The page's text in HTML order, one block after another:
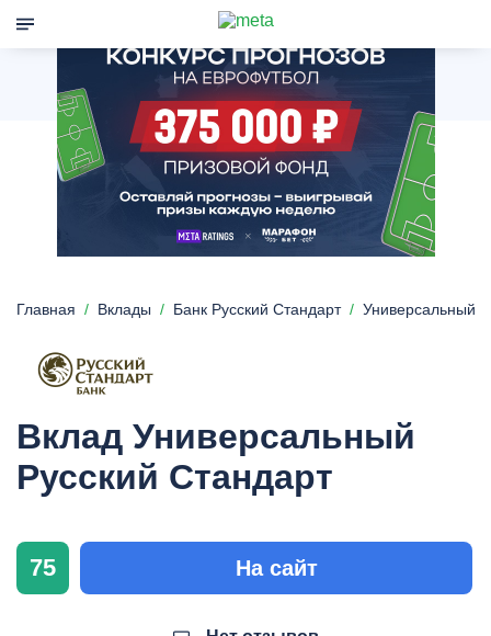
Главная Вклады Банк Русский Стандарт Универсальный
Вклад Универсальный
Русский Стандарт
75 На сайт